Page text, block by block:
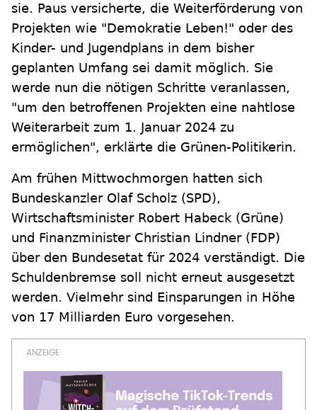
sie. Paus versicherte, die Weiterförderung von
Projekten wie "Demokratie Leben!" oder des
Kinder- und Jugendplans in dem bisher
geplanten Umfang sei damit möglich. Sie
werde nun die nötigen Schritte veranlassen,
"um den betroffenen Projekten eine nahtlose
Weiterarbeit zum 1. Januar 2024 zu
ermöglichen", erklärte die Grünen-Politikerin.
Am frühen Mittwochmorgen hatten sich
Bundeskanzler Olaf Scholz (SPD),
Wirtschaftsminister Robert Habeck (Grüne)
und Finanzminister Christian Lindner (FDP)
über den Bundesetat für 2024 verständigt. Die
Schuldenbremse soll nicht erneut ausgesetzt
werden. Vielmehr sind Einsparungen in Höhe
von 17 Milliarden Euro vorgesehen.